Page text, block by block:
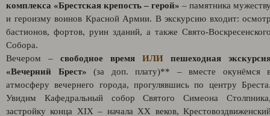
комплекса «Брестская крепость – герой» – памятника
и героизму воинов Красной Армии. В экскурсию входит:
бастионов, фортов, руин зданий, а также Свято-
Собора.
Вечером – свободное время ИЛИ пешеходная
«Вечерний Брест» (за доп. плату)** – вместе окунёмся
атмосферу вечернего города, прогулявшись по центру
Увидим Кафедральный собор Святого Симеона
застройку конца XIX – начала XX веков,